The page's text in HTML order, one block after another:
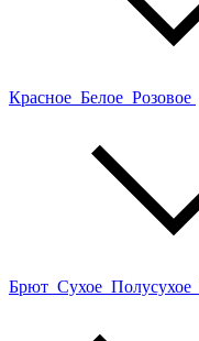
Красное Белое Розовое
Брют Сухое Полусухое